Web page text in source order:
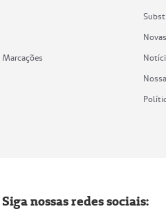
Siga nossas redes sociais: